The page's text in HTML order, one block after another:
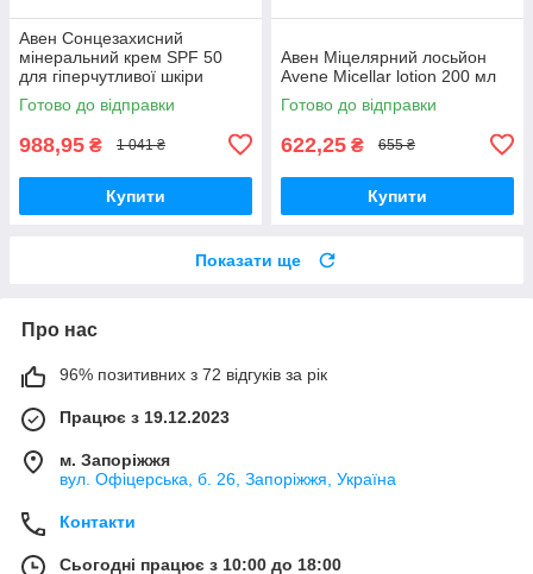
Авен Сонцезахисний
мінеральний крем SPF 50
для гіперчутливої шкіри
Avene mineral cream for
intolerant
Готово до відправки
988,95 ₴ 1 041 ₴
Купити
Авен Міцелярний лосьйон
Avene Micellar lotion 200 мл
Готово до відправки
622,25 ₴ 655 ₴
Купити
Показати ще
Про нас
96% позитивних з 72 відгуків за рік
Працює з 19.12.2023
м. Запоріжжя
вул. Офіцерська, б. 26, Запоріжжя, Україна
Контакти
Сьогодні працює з 10:00 до 18:00